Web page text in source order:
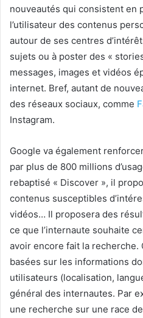
nouveautés qui consistent en
l’utilisateur des contenus
autour de ses centres
sujets ou à poster des «
messages, images et vidéos
internet. Bref, autant de
des réseaux sociaux, comme
Instagram.
Google va également
par plus de 800 millions
rebaptisé « Discover », il
contenus susceptibles
vidéos… Il proposera des
ce que l’internaute souhaite
avoir encore fait la recherche.
basées sur les informations
utilisateurs (localisation,
général des internautes. Par
une recherche sur une race